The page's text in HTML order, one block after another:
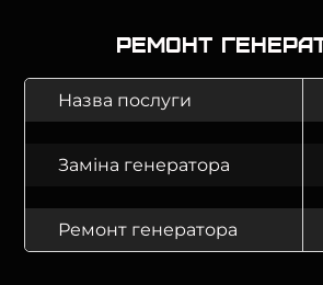
Ремонт
Назва послуги
Заміна генератора
Ремонт генератора